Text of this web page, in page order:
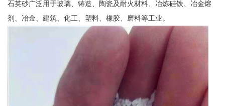
石英砂广泛用于玻璃、铸造、陶瓷及耐火材料、冶炼硅铁、冶金熔
剂、冶金、建筑、化工、塑料、橡胶、磨料等工业。